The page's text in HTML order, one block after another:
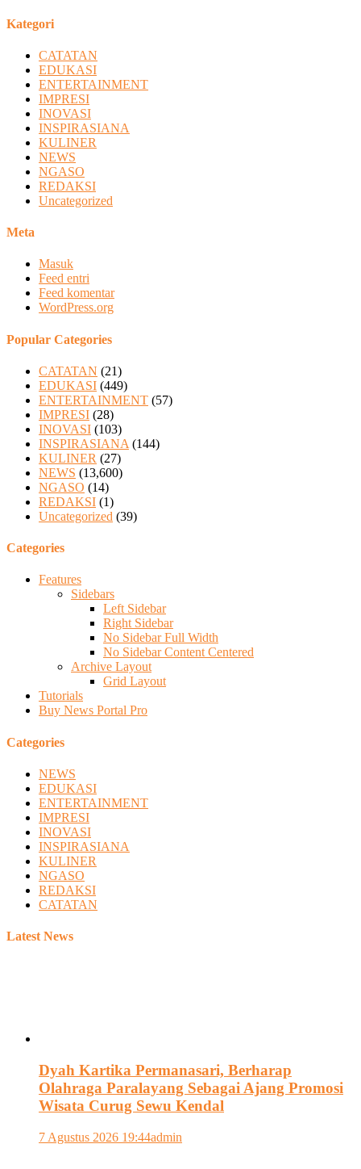
Kategori
CATATAN
EDUKASI
ENTERTAINMENT
IMPRESI
INOVASI
INSPIRASIANA
KULINER
NEWS
NGASO
REDAKSI
Uncategorized
Meta
Masuk
Feed entri
Feed komentar
WordPress.org
Popular Categories
CATATAN (21)
EDUKASI (449)
ENTERTAINMENT (57)
IMPRESI (28)
INOVASI (103)
INSPIRASIANA (144)
KULINER (27)
NEWS (13,600)
NGASO (14)
REDAKSI (1)
Uncategorized (39)
Categories
Features
Sidebars
Left Sidebar
Right Sidebar
No Sidebar Full Width
No Sidebar Content Centered
Archive Layout
Grid Layout
Tutorials
Buy News Portal Pro
Categories
NEWS
EDUKASI
ENTERTAINMENT
IMPRESI
INOVASI
INSPIRASIANA
KULINER
NGASO
REDAKSI
CATATAN
Latest News
Dyah Kartika Permanasari, Berharap
Olahraga Paralayang Sebagai Ajang Promosi
Wisata Curug Sewu Kendal
7 Agustus 2026 19:44admin